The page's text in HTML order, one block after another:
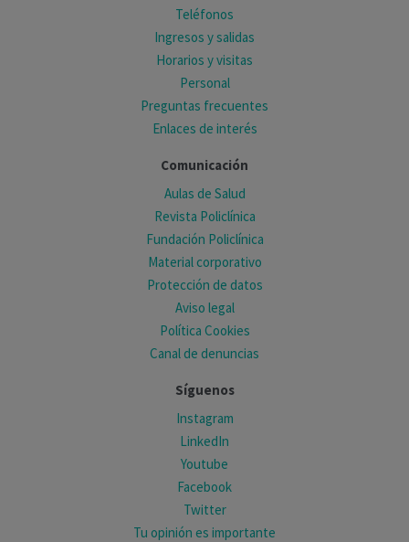
Teléfonos
Ingresos y salidas
Horarios y visitas
Personal
Preguntas frecuentes
Enlaces de interés
Comunicación
Aulas de Salud
Revista Policlínica
Fundación Policlínica
Material corporativo
Protección de datos
Aviso legal
Política Cookies
Canal de denuncias
Síguenos
Instagram
LinkedIn
Youtube
Facebook
Twitter
Tu opinión es importante